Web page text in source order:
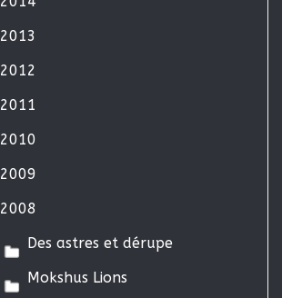
2013
2012
2011
2010
2009
2008
Des astres et dérupe
Mokshus Lions